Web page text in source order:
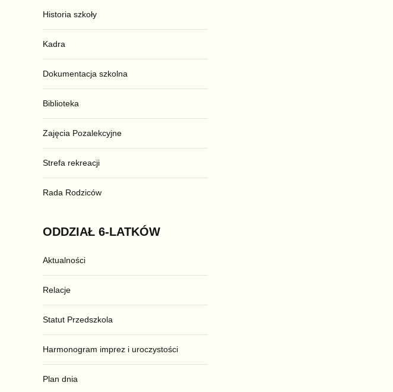
Historia szkoły
Kadra
Dokumentacja szkolna
Biblioteka
Zajęcia Pozalekcyjne
Strefa rekreacji
Rada Rodziców
ODDZIAŁ 6-LATKÓW
Aktualności
Relacje
Statut Przedszkola
Harmonogram imprez i uroczystości
Plan dnia